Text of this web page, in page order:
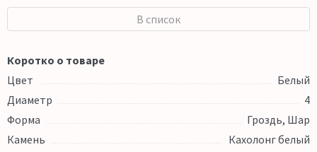
В список
Коротко о товаре
Цвет
Белый
Диаметр
4
Форма
Гроздь, Шар
Камень
Кахолонг белый